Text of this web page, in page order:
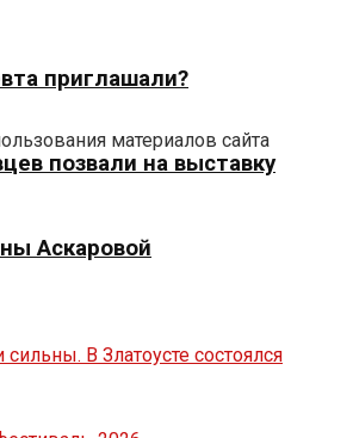
приглашали?
позвали на выставку
Аскаровой
материалов сайта